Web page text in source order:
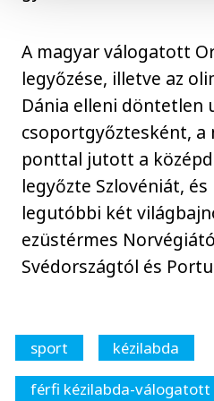
A magyar válogatott
legyőzése, illetve az
Dánia elleni döntetlen
csoportgyőztesként, a
ponttal jutott a
legyőzte Szlovéniát,
legutóbbi két
ezüstérmes
Svédországtól és
sport
kézilabda
férfi kézilabda-válogatott